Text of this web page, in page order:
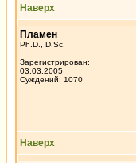
Наверх
Пламен
Ph.D., D.Sc.
Зарегистрирован:
03.03.2005
Суждений: 1070
Наверх